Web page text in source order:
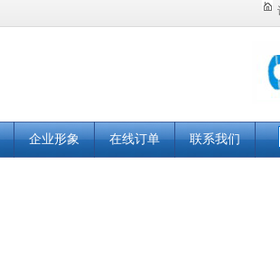
企业形象 在线订单 联系我们